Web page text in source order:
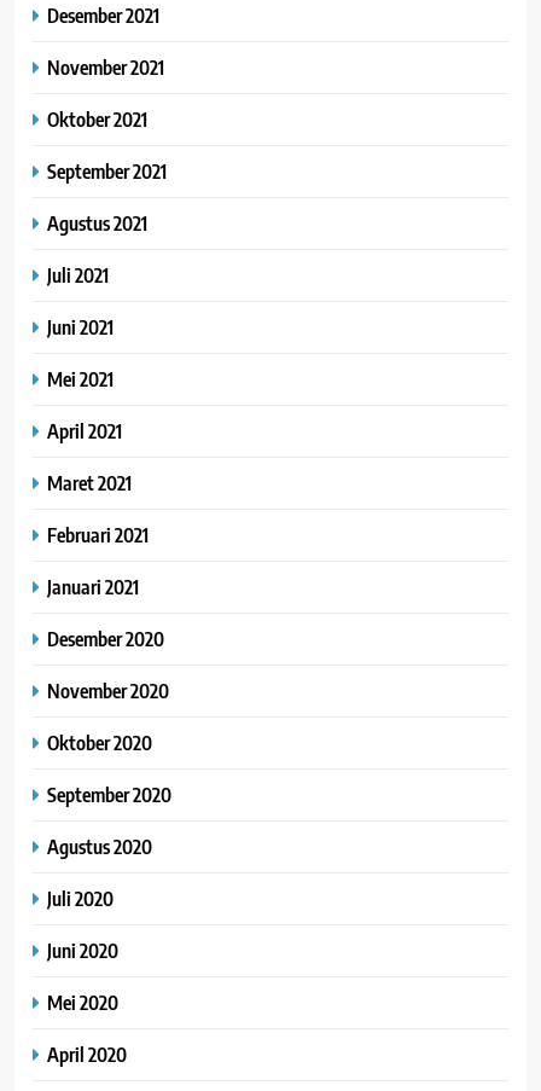
Desember 2021
November 2021
Oktober 2021
September 2021
Agustus 2021
Juli 2021
Juni 2021
Mei 2021
April 2021
Maret 2021
Februari 2021
Januari 2021
Desember 2020
November 2020
Oktober 2020
September 2020
Agustus 2020
Juli 2020
Juni 2020
Mei 2020
April 2020